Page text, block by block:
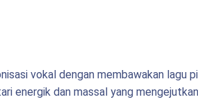
vokal dengan membawakan lagu
energik dan massal yang